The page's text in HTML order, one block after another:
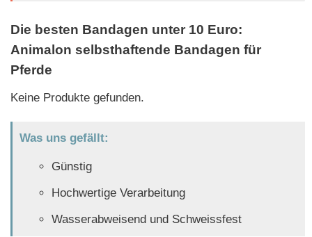
Die besten Bandagen unter 10 Euro:
Animalon selbsthaftende Bandagen für
Pferde
Keine Produkte gefunden.
Was uns gefällt:
Günstig
Hochwertige Verarbeitung
Wasserabweisend und Schweissfest